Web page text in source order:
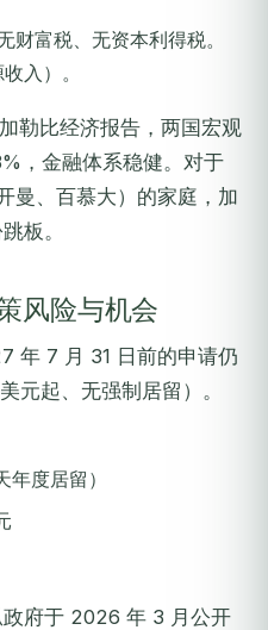
财富税、无资本利得税。
入）。
勒比经济报告，两国宏观
，金融体系稳健。对于
曼、百慕大）的家庭，加
板。
风险与机会
年 7 月 31 日前的申请仍
元起、无强制居留）。
度居留）
政府于 2026 年 3 月公开